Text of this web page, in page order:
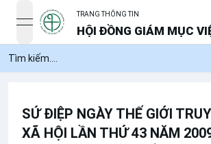
open navigation menu
TRANG THÔNG TIN
HỘI ĐỒNG GIÁM MỤC
SỨ ĐIỆP NGÀY THẾ GIỚI
XÃ HỘI LẦN THỨ 43 NĂM